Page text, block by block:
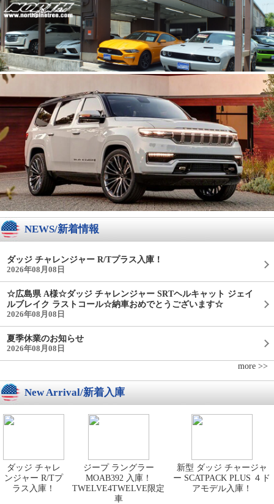
NEWS/新着情報
ダッジ チャレンジャー R/Tプラス入庫！
2026年08月08日
☆広島県 A様☆ダッジ チャレンジャー SRTヘルキャット ジェイ
ルブレイク ラストコール☆納車おめでとうございます☆
2026年08月08日
夏季休業のお知らせ
2026年08月08日
more >>
New Arrival/新着入庫
ダッジ チャレ
ンジャー R/Tプ
ラス入庫！
ジープ ラングラー
MOAB392 入庫！
TWELVE4TWELVE限定
車
新型 ダッジ チャージャ
ー SCATPACK PLUS ４ド
アモデル入庫！